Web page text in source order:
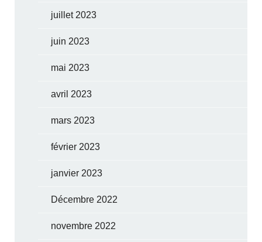
juillet 2023
juin 2023
mai 2023
avril 2023
mars 2023
février 2023
janvier 2023
Décembre 2022
novembre 2022